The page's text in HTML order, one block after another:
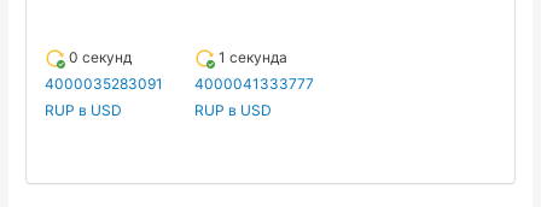
0 секунд
4000035283091
RUP в USD
1 секунда
4000041333777
RUP в USD